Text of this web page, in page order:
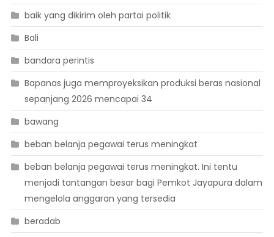
baik yang dikirim oleh partai politik
Bali
bandara perintis
Bapanas juga memproyeksikan produksi beras nasional
sepanjang 2026 mencapai 34
bawang
beban belanja pegawai terus meningkat
beban belanja pegawai terus meningkat. Ini tentu
menjadi tantangan besar bagi Pemkot Jayapura dalam
mengelola anggaran yang tersedia
beradab